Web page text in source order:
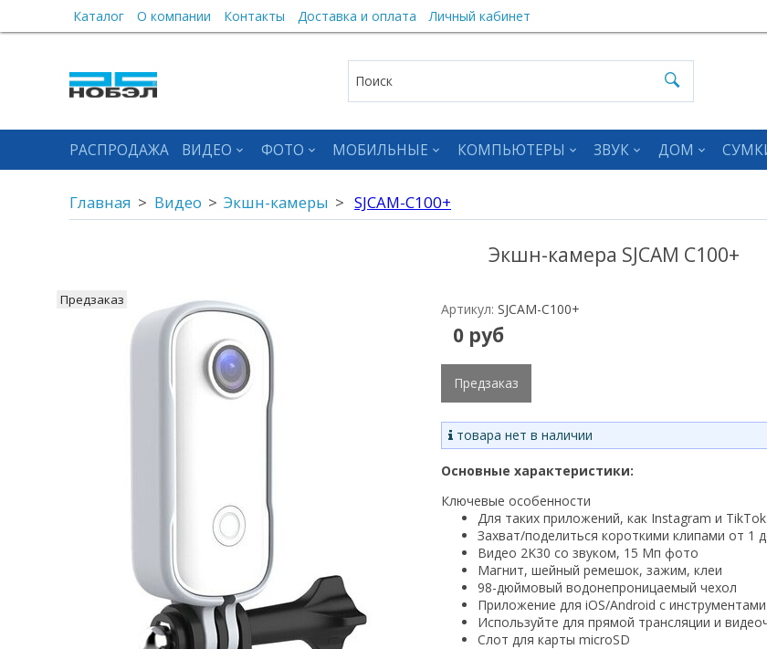
Каталог О компании Контакты Доставка и оплата Личный кабинет
РАСПРОДАЖА ВИДЕО ФОТО МОБИЛЬНЫЕ КОМПЬЮТЕРЫ ЗВУК ДОМ
Главная Видео Экшн-камеры SJCAM-C100+
Экшн-камера SJCAM C100+
Предзаказ
Артикул: SJCAM-C100+
0 руб
Предзаказ
товара нет в наличии
Основные характеристики:
Ключевые особенности
Для таких приложений, как Instagram и TikTok
Захват/поделиться короткими клипами от 1
Видео 2K30 со звуком, 15 Мп фото
Магнит, шейный ремешок, зажим, клеи
98-дюймовый водонепроницаемый чехол
Приложение для iOS/Android с
Используйте для прямой трансляции и
Слот для карты microSD